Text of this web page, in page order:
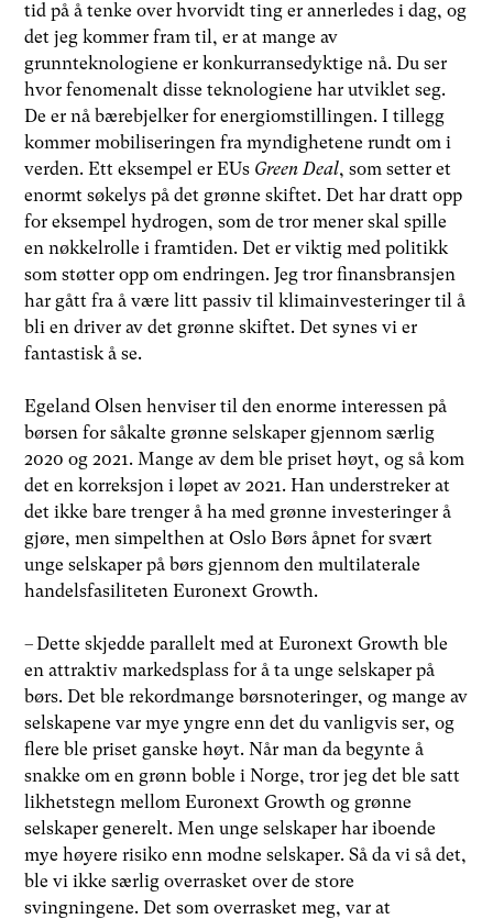
tid på å tenke over hvorvidt ting er annerledes i dag, og
det jeg kommer fram til, er at mange av
grunnteknologiene er konkurransedyktige nå. Du ser
hvor fenomenalt disse teknologiene har utviklet seg.
De er nå bærebjelker for energiomstillingen. I tillegg
kommer mobiliseringen fra myndighetene rundt om i
verden. Ett eksempel er EUs Green Deal, som setter et
enormt søkelys på det grønne skiftet. Det har dratt opp
for eksempel hydrogen, som de tror mener skal spille
en nøkkelrolle i framtiden. Det er viktig med politikk
som støtter opp om endringen. Jeg tror finansbransjen
har gått fra å være litt passiv til klimainvesteringer til å
bli en driver av det grønne skiftet. Det synes vi er
fantastisk å se.
Egeland Olsen henviser til den enorme interessen på
børsen for såkalte grønne selskaper gjennom særlig
2020 og 2021. Mange av dem ble priset høyt, og så kom
det en korreksjon i løpet av 2021. Han understreker at
det ikke bare trenger å ha med grønne investeringer å
gjøre, men simpelthen at Oslo Børs åpnet for svært
unge selskaper på børs gjennom den multilaterale
handelsfasiliteten Euronext Growth.
– Dette skjedde parallelt med at Euronext Growth ble
en attraktiv markedsplass for å ta unge selskaper på
børs. Det ble rekordmange børsnoteringer, og mange av
selskapene var mye yngre enn det du vanligvis ser, og
flere ble priset ganske høyt. Når man da begynte å
snakke om en grønn boble i Norge, tror jeg det ble satt
likhetstegn mellom Euronext Growth og grønne
selskaper generelt. Men unge selskaper har iboende
mye høyere risiko enn modne selskaper. Så da vi så det,
ble vi ikke særlig overrasket over de store
svingningene. Det som overrasket meg, var at